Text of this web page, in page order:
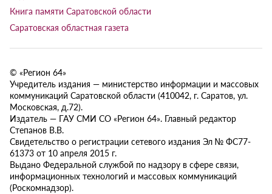
Книга памяти Саратовской области
Саратовская областная газета
© «Регион 64»
Учредитель издания — министерство информации и массовых
коммуникаций Саратовской области (410042, г. Саратов, ул.
Московская, д.72).
Издатель — ГАУ СМИ СО «Регион 64». Главный редактор
Степанов В.В.
Свидетельство о регистрации сетевого издания Эл № ФС77-
61373 от 10 апреля 2015 г.
Выдано Федеральной службой по надзору в сфере связи,
информационных технологий и массовых коммуникаций
(Роскомнадзор).